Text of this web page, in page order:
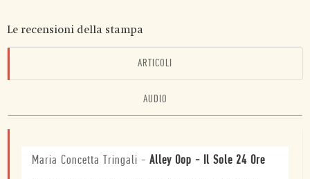
Le recensioni della stampa
ARTICOLI
AUDIO
Maria Concetta Tringali - Alley Oop - Il Sole 24 Ore